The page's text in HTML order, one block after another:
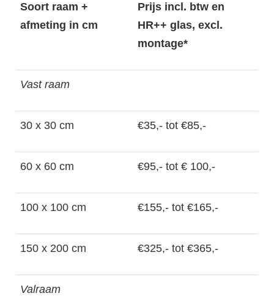
Soort raam +
afmeting in cm
Prijs incl. btw en
HR++ glas, excl.
montage*
Vast raam
30 x 30 cm €35,- tot €85,-
60 x 60 cm €95,- tot € 100,-
100 x 100 cm €155,- tot €165,-
150 x 200 cm €325,- tot €365,-
Valraam